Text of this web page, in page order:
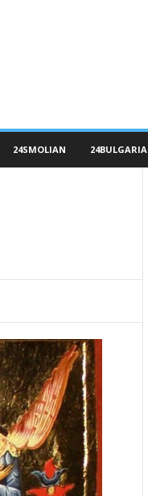
24SMOLIAN 24BULGARIA